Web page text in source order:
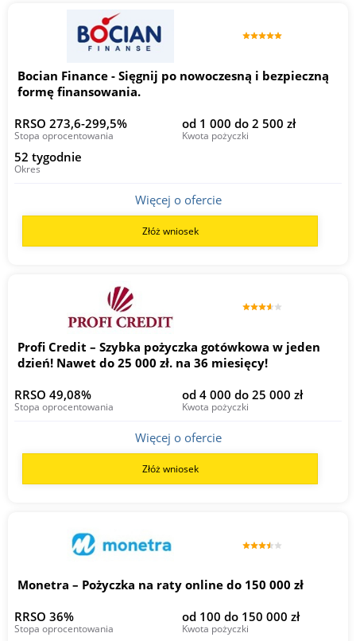
Bocian Finance - Sięgnij po nowoczesną i bezpieczną
formę finansowania.
RRSO 273,6-299,5%
Stopa oprocentowania
od 1 000 do 2 500 zł
Kwota pożyczki
52 tygodnie
Okres
Więcej o ofercie
Złóż wniosek
Profi Credit – Szybka pożyczka gotówkowa w jeden
dzień! Nawet do 25 000 zł. na 36 miesięcy!
RRSO 49,08%
Stopa oprocentowania
od 4 000 do 25 000 zł
Kwota pożyczki
Więcej o ofercie
Złóż wniosek
Monetra – Pożyczka na raty online do 150 000 zł
RRSO 36%
Stopa oprocentowania
od 100 do 150 000 zł
Kwota pożyczki